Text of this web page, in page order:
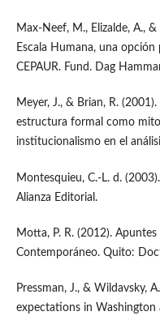
Max-Neef, M., Elizalde, A.,
Escala Humana, una
CEPAUR. Fund. Dag
Meyer, J., & Brian, R.
estructura formal como
institucionalismo en el
Montesquieu, C.-L. d.
Alianza Editorial.
Motta, P. R. (2012).
Contemporáneo. Quito:
Pressman, J., & Wildavsky,
expectations in Washington